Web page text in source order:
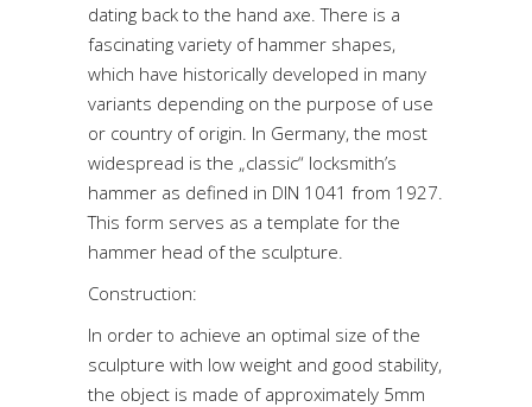
dating back to the hand axe. There is a
fascinating variety of hammer shapes,
which have historically developed in many
variants depending on the purpose of use
or country of origin. In Germany, the most
widespread is the „classic“ locksmith’s
hammer as defined in DIN 1041 from 1927.
This form serves as a template for the
hammer head of the sculpture.
Construction:
In order to achieve an optimal size of the
sculpture with low weight and good stability,
the object is made of approximately 5mm